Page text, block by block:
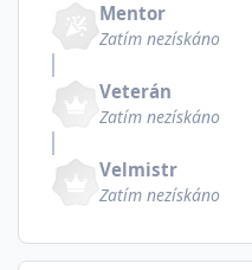
Mentor
Zatím nezískáno
Veterán
Zatím nezískáno
Velmistr
Zatím nezískáno